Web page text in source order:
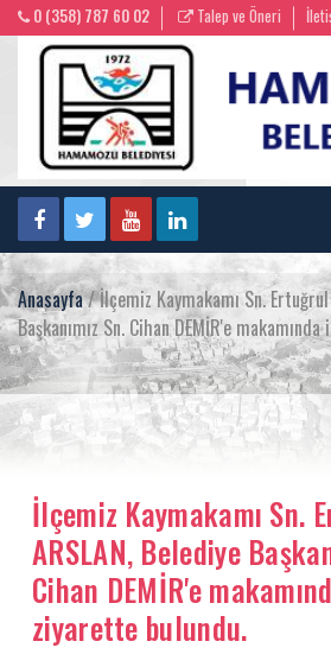
0 (358) 787 60 02 Talep ve Öneri
Anasayfa/ İlçemiz Kaymakamı Sn. Ertuğrul
Başkanımız Sn. Cihan DEMİR'e
İlçemiz Kaymakamı Sn.
ARSLAN, Belediye
Cihan DEMİR'e
ziyarette bulundu.